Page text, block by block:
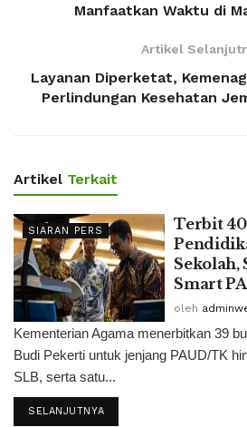
Manfaatkan Waktu di
Artikel
Layanan Diperketat,
Perlindungan Kesehatan
Artikel Terkait
SIARAN PERS
Terbit
Sekolah,
Smart
oleh
Kementerian Agama menerbitkan 39
Budi Pekerti untuk jenjang PAUD/TK
SLB, serta satu...
SELANJUTNYA